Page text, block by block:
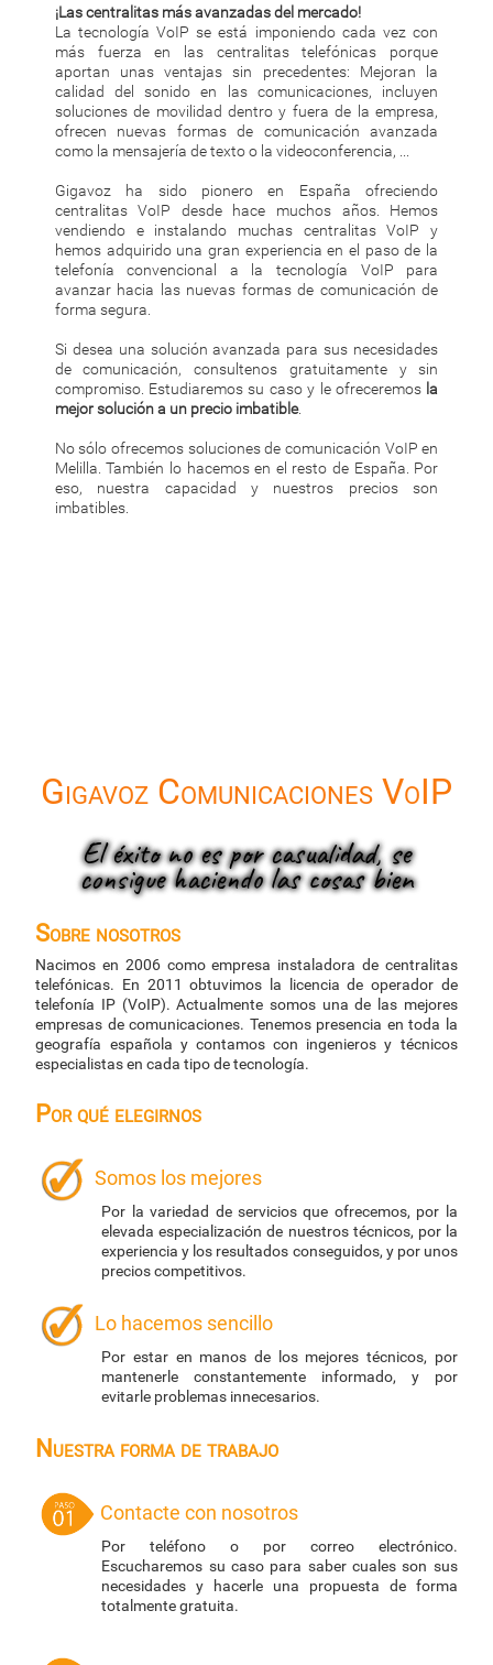
¡Las centralitas más avanzadas del mercado!
La tecnología VoIP se está imponiendo cada vez con
más fuerza en las centralitas telefónicas porque
aportan unas ventajas sin precedentes: Mejoran la
calidad del sonido en las comunicaciones, incluyen
soluciones de movilidad dentro y fuera de la empresa,
ofrecen nuevas formas de comunicación avanzada
como la mensajería de texto o la videoconferencia, ...
Gigavoz ha sido pionero en España ofreciendo
centralitas VoIP desde hace muchos años. Hemos
vendiendo e instalando muchas centralitas VoIP y
hemos adquirido una gran experiencia en el paso de la
telefonía convencional a la tecnología VoIP para
avanzar hacia las nuevas formas de comunicación de
forma segura.
Si desea una solución avanzada para sus necesidades
de comunicación, consultenos gratuitamente y sin
compromiso. Estudiaremos su caso y le ofreceremos la
mejor solución a un precio imbatible.
No sólo ofrecemos soluciones de comunicación VoIP en
Melilla. También lo hacemos en el resto de España. Por
eso, nuestra capacidad y nuestros precios son
imbatibles.
Gigavoz Comunicaciones VoIP
El éxito no es por casualidad, se
consigue haciendo las cosas bien
Sobre nosotros
Nacimos en 2006 como empresa instaladora de centralitas
telefónicas. En 2011 obtuvimos la licencia de operador de
telefonía IP (VoIP). Actualmente somos una de las mejores
empresas de comunicaciones. Tenemos presencia en toda la
geografía española y contamos con ingenieros y técnicos
especialistas en cada tipo de tecnología.
Por qué elegirnos
Somos los mejores
Por la variedad de servicios que ofrecemos, por la
elevada especialización de nuestros técnicos, por la
experiencia y los resultados conseguidos, y por unos
precios competitivos.
Lo hacemos sencillo
Por estar en manos de los mejores técnicos, por
mantenerle constantemente informado, y por
evitarle problemas innecesarios.
Nuestra forma de trabajo
Contacte con nosotros
Por teléfono o por correo electrónico.
Escucharemos su caso para saber cuales son sus
necesidades y hacerle una propuesta de forma
totalmente gratuita.